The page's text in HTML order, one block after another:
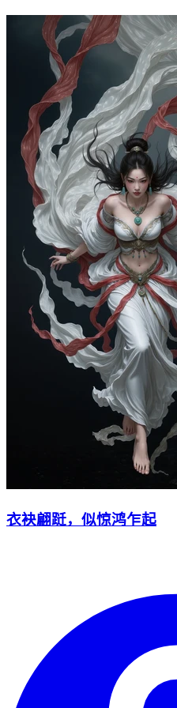
衣袂翩跹，似惊鸿乍起